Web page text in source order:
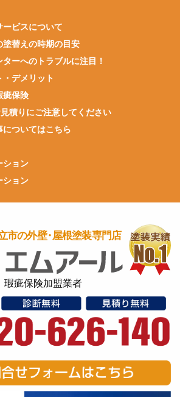
ビスについて
替えの時期の目安
ーへのトラブルに注目！
デメリット
疵保険
積りにご注意してください
ついてはこちら
ション
ション
疵保険加盟業者